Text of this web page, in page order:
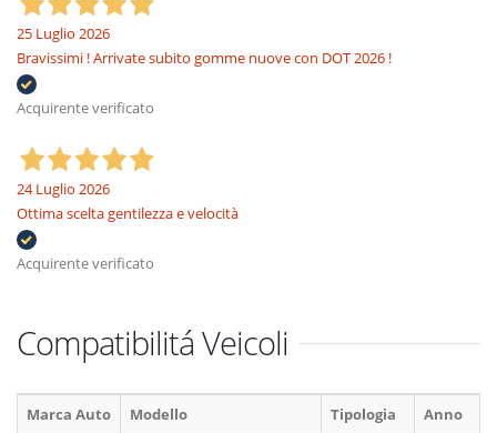
25 Luglio 2026
Bravissimi ! Arrivate subito gomme nuove con DOT 2026 !
Acquirente verificato
24 Luglio 2026
Ottima scelta gentilezza e velocità
Acquirente verificato
Compatibilitá Veicoli
Marca Auto Modello Tipologia
Anno